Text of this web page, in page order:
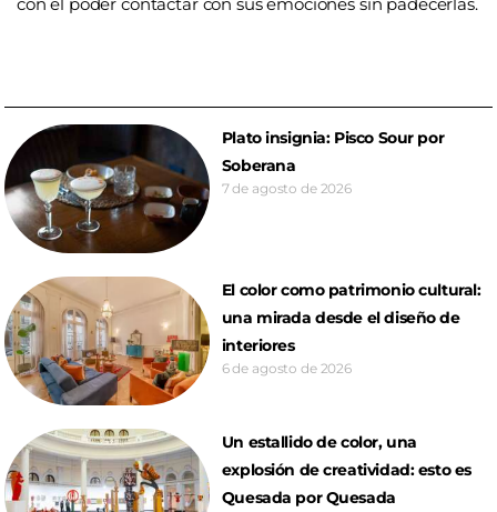
Plato insignia: Pisco Sour por
Soberana
7 de agosto de 2026
El color como patrimonio cultural:
una mirada desde el diseño de
interiores
6 de agosto de 2026
Un estallido de color, una
explosión de creatividad: esto es
Quesada por Quesada